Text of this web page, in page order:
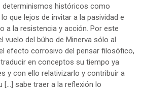
determinismos históricos como
que lejos de invitar a la pasividad e
a la resistencia y acción. Por este
vuelo del búho de Minerva sólo al
efecto corrosivo del pensar filosófico,
en conceptos su tiempo ya
y con ello relativizarlo y contribuir a
[…] sabe traer a la reflexión lo